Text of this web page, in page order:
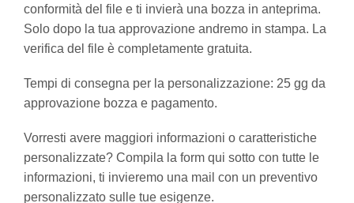
conformità del file e ti invierà una bozza in anteprima.
Solo dopo la tua approvazione andremo in stampa. La
verifica del file è completamente gratuita.
Tempi di consegna per la personalizzazione: 25 gg da
approvazione bozza e pagamento.
Vorresti avere maggiori informazioni o caratteristiche
personalizzate? Compila la form qui sotto con tutte le
informazioni, ti invieremo una mail con un preventivo
personalizzato sulle tue esigenze.